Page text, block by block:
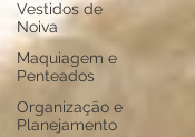
Vestidos de
Noiva
Maquiagem e
Penteados
Organização e
Planejamento